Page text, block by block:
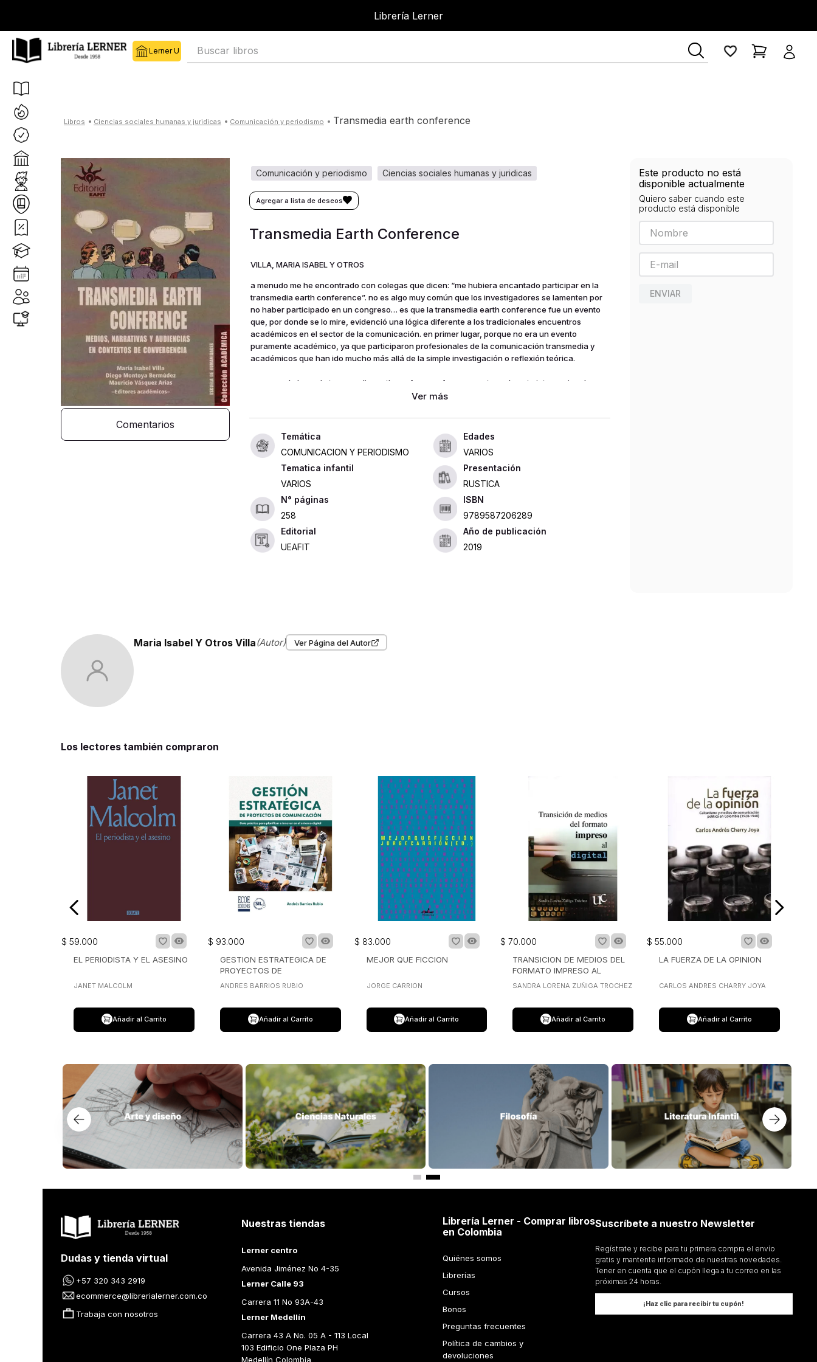
Librería Lerner
Buscar libros
ciencias sociales humanas y juridicas comunicación y periodismo transmedia earth conference
Comentarios
ciencias sociales humanas y juridicas
comunicación y periodismo
Transmedia Earth Conference
VILLA, MARIA ISABEL Y OTROS
a menudo me he encontrado con colegas que dicen: “me hubiera encantado participar en la
transmedia earth conference”. no es algo muy común que los investigadores se lamenten por
no haber participado en un congreso… es que la transmedia earth conference fue un evento
que, por donde se lo mire, evidenció una lógica diferente a los tradicionales encuentros
académicos en el sector de la comunicación. en primer lugar, porque no era un evento
puramente académico, ya que participaron profesionales de la comunicación transmedia y
académicos que han ido mucho más allá de la simple investigación o reflexión teórica.
en segundo lugar, la transmedia earth conference fue un evento realmente internacional con
participantes de países tan distantes entre sí como argentina, rusia, brasil, reino unido,
sostenidas durante los tres días del encuentro realizado entre el 11 y el 13 de octubre de 2018
en la universidad eafit: con total naturalidad se pasaba del inglés al castellano, y de ahí al
portuñol. este espíritu internacional, sin embargo, no limitó la emergencia de la especificidad
latinoamericana durante los intercambios que mantuvimos en medellín.
COMUNICACION Y PERIODISMO
Edades
VARIOS
Tematica infantil
VARIOS
Presentación
RUSTICA
258
ISBN
9789587206289
Editorial
UEAFIT
Año de publicación
2019
Este producto no está
disponible actualmente
Quiero saber cuando este
producto está disponible
ENVIAR
Maria Isabel Y Otros Villa(Autor) Ver Página del Autor
Los lectores también compraron
$ 59.000
EL PERIODISTA Y EL ASESINO
JANET MALCOLM
Añadir al Carrito
$ 93.000
GESTION ESTRATEGICA DE
PROYECTOS DE
COMUNICACION
ANDRES BARRIOS RUBIO
Añadir al Carrito
$ 83.000
MEJOR QUE FICCION
JORGE CARRION
Añadir al Carrito
$ 70.000
TRANSICION DE MEDIOS DEL
FORMATO IMPRESO AL
DIGITAL
SANDRA LORENA ZUÑIGA TROCHEZ
Añadir al Carrito
$ 55.000
LA FUERZA DE LA OPINION
CARLOS ANDRES CHARRY JOYA
Añadir al Carrito
Dudas y tienda virtual
+57 320 343 2919
ecommerce@librerialerner.com.co
Trabaja con nosotros
Nuestras tiendas
Lerner centro
Avenida Jiménez No 4-35
Lerner Calle 93
Carrera 11 No 93A-43
Lerner Medellín
Carrera 43 A No. 05 A - 113 Local
103 Edificio One Plaza PH
Medellín Colombia
Librería Lerner - Comprar libros
en Colombia
Quiénes somos
Librerías
Cursos
Bonos
Preguntas frecuentes
Política de cambios y
devoluciones
Suscríbete a nuestro Newsletter
Regístrate y recibe para tu primera compra el envío
gratis y mantente informado de nuestras novedades.
Tener en cuenta que el cupón llega a tu correo en las
próximas 24 horas.
¡Haz clic para recibir tu cupón!